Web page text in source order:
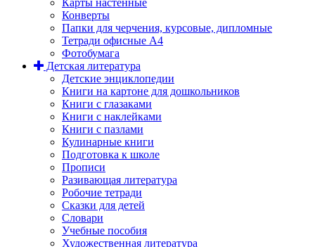
Карты настенные
Конверты
Папки для черчения, курсовые, дипломные
Тетради офисные А4
Фотобумага
Детская литература
Детские энциклопедии
Книги на картоне для дошкольников
Книги с глазаками
Книги с наклейками
Книги с пазлами
Кулинарные книги
Подготовка к школе
Прописи
Разивающая литература
Робочие тетради
Сказки для детей
Словари
Учебные пособия
Художественная литература